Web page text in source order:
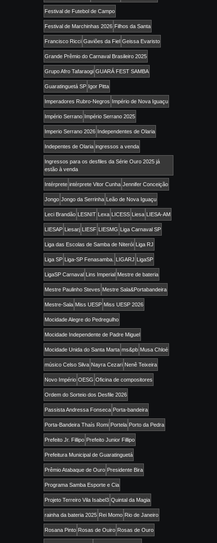
Festival de Futebol de Campo
Festival de Marchinhas 2026 Filhos da Santa
Francisco Ricci Gaviões da Fiel Geissa Evaristo
Grande Prêmio do Carnaval Brasileiro 2025
Grupo Afro Tafaraogi GUARÁ FEST SAMBA
Guaratinguetá SP Igor Pitta
Imperadores Rubro-Negros Império de Nova Iguaçu
Império Serrano Império Serrano 2025
Imperio Serrano 2026 Independentes de Olaria
Indepentes de Olaria ingressos a venda
Ingressos para os desfiles da Série Ouro 2025 já
estão à venda
Intérprete intérprete Vitor Cunha Jennifer Conceição
Jongo Jongo da Serrinha Leão de Nova Iguaçu
Leci Brandão LESNIT Lexa LICESS Liesa LIESA-AM
LIESAP Liesarj LIESF LIESMG Liga Carnaval SP
Liga das Escolas de Samba de Niterói Liga RJ
Liga SP Liga-SP Fenasamba. LIGARJ LigaSP
LigaSP Carnaval Lins Imperial Mestre de bateria
Mestre Paulinho Steves Mestre Sala&Portabandeira
Mestre-Sala Miss UESP Miss UESP 2026
Mocidade Alegre do Pedregulho
Mocidade Independente de Padre Miguel
Mocidade Unida do Santa Marta ms&pb Musa Chloé
músico Celso Silva Nayra Cezari Nenê Teixeira
Novo Império OESG Oficina de compositores
Ordem do Sorteio dos Desfile 2026
Passista Andressa Fonseca Porta-bandeira
Porta-Bandeira Thaís Romi Portela Porto da Pedra
Prefeito Jr. Fillipo Prefeito Junior Fillipo
Prefeitura Municipal de Guaratinguetá
Prêmio Atabaque de Ouro Presidente Bira
Programa Samba Esporte e Cia
Projeto Terreiro Vila Isabel3 Quintal da Magia
rainha da bateria 2025 Rei Momo Rio de Janeiro
Rosana Pinto Rosas de Ouiro Rosas de Ouro